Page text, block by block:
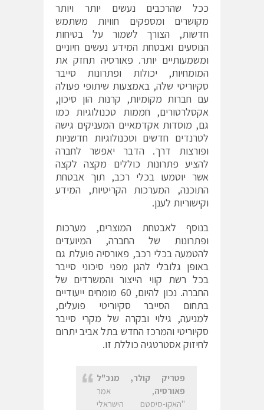
ככל שהרכבים נעשים יותר ויותר
מקושרים ומספקים חוויות משתמש
חדשות, הצורך לשמור על בטיחות
הנוסעים ואבטחת המידע נעשים חיוניים
ומשמעותיים יותר. פאורסיה תחזק את
המומחיות, יכולות ופתרונות סייבר
סקיוריטי שלה, באמצעות שיתופי פעולה
עם חברות מקומיות, קרנות הון סיכון,
אקסלרטורים, חממות טכנולוגיות כמו
גם, מוסדות אקדמאיים המעניקים גישה
לטרנדים חדשים וטכנולוגיות חדשניות
ופורצות דרך. הדבר יאפשר לחברה
להציע פתרונות כוללים מקצה לקצה
אשר יוטמעו בכלי רכב, תוך אבטחת
התוכנה, המערכות הקריטיות, המידע
וקישוריות לענן.
בנוסף לאבטחת המוצרים, מערכות
ופתרונות של החברה, המיועדים
להטמעה בכלי רכב, פאורסיה פועלת גם
באופן גלובלי להגן מפני סיכוני סייבר
בכל רשת קווי הייצור והמשרדים של
החברה. נכון להיום, 60 מומחים ייעודיים
בתחום הסייבר סקיוריטי פועלים,
למניעה, גילוי ובקרה של מקרי סייבר
סקיוריטי והמרכז החדש בתל אביב יתרום
לחיזוק אסטרטגיה כוללת זו.
פטריק קולר, מנכ"ל
פאורסיה, אמר
"האקו-סיסטם הישראלי